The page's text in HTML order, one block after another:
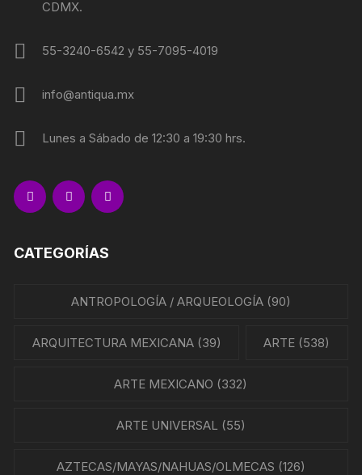
CDMX.
55-3240-6542 y 55-7095-4019
info@antiqua.mx
Lunes a Sábado de 12:30 a 19:30 hrs.
CATEGORÍAS
ANTROPOLOGÍA / ARQUEOLOGÍA(90)
ARQUITECTURA MEXICANA(39) ARTE (538)
ARTE MEXICANO (332)
ARTE UNIVERSAL (55)
AZTECAS/MAYAS/NAHUAS/OLMECAS (126)